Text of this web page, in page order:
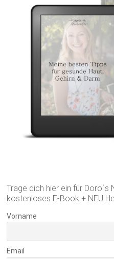
Trage dich hier ein für
kostenloses E-Book + NEU
Vorname
Email